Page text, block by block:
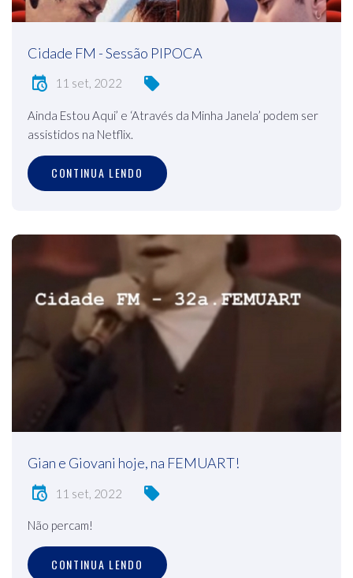
Cidade FM - Sessão PIPOCA
11 set, 2022
Ainda Estou Aqui’ e ‘Através da Minha Janela’ podem ser
assistidos na Netflix.
CONTINUA LENDO
Gian e Giovani hoje, na FEMUART!
11 set, 2022
Não percam!
CONTINUA LENDO